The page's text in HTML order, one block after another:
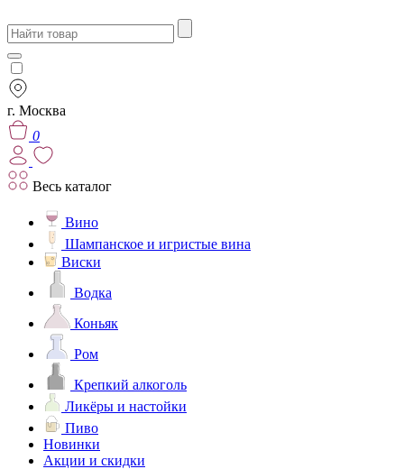
г. Москва
0
Весь каталог
Вино
Шампанское и игристые вина
Виски
Водка
Коньяк
Ром
Крепкий алкоголь
Ликёры и настойки
Пиво
Новинки
Акции и скидки